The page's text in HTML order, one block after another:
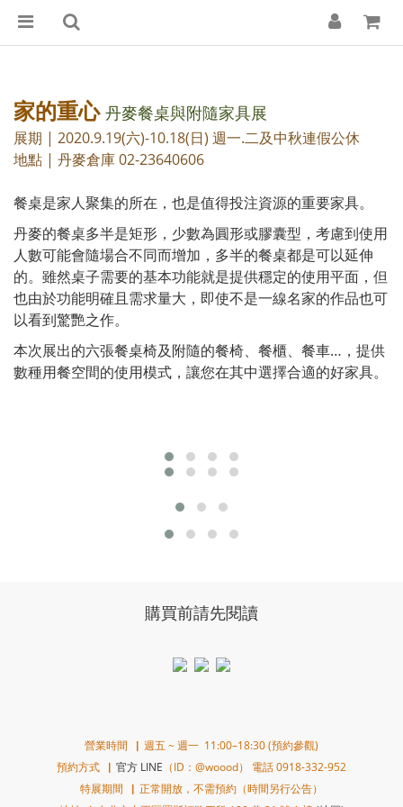
家的重心 丹麥餐桌與附隨家具展
展期 | 2020.9.19(六)-10.18(日) 週一.二及中秋連假公休
地點 | 丹麥倉庫 02-23640606
餐桌是家人聚集的所在，也是值得投注資源的重要家具。
丹麥的餐桌多半是矩形，少數為圓形或膠囊型，考慮到使用
人數可能會隨場合不同而增加，多半的餐桌都是可以延伸
的。雖然桌子需要的基本功能就是提供穩定的使用平面，但
也由於功能明確且需求量大，即使不是一線名家的作品也可
以看到驚艷之作。
本次展出的六張餐桌椅及附隨的餐椅、餐櫃、餐車…，提供
數種用餐空間的使用模式，讓您在其中選擇合適的好家具。
購買前請先閱讀
營業時間▕ 週五 ~ 週一 11:00–18:30 (預約參觀)
預約方式▕ 官方 LINE （ID：@woood） 電話 0918-332-952
特展期間▕ 正常開放，不需預約（時間另行公告）